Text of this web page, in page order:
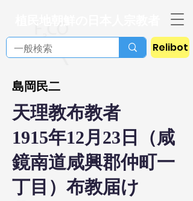
Relibot
島岡民二
天理教布教者
1915年12月23日（咸
鏡南道咸興郡仲町一
丁目）布教届け